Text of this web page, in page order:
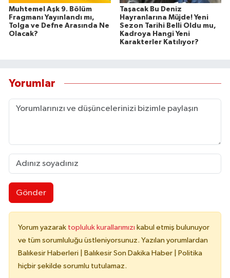
Muhtemel Aşk 9. Bölüm
Fragmanı Yayınlandı mı,
Tolga ve Defne Arasında Ne
Olacak?
Taşacak Bu Deniz
Hayranlarına Müjde! Yeni
Sezon Tarihi Belli Oldu mu,
Kadroya Hangi Yeni
Karakterler Katılıyor?
Yorumlar
Gönder
Yorum yazarak topluluk kurallarımızı kabul etmiş bulunuyor
ve tüm sorumluluğu üstleniyorsunuz. Yazılan yorumlardan
Balıkesir Haberleri | Balıkesir Son Dakika Haber | Politika
hiçbir şekilde sorumlu tutulamaz.